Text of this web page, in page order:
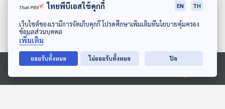
ดาวน์โหลด Thai PBS Podcast Application
Ⓒ 2020 องค์การกระจายเสียงและแพร่ภาพสาธารณะแห่งประเทศไทย
ไทยพีบีเอสใช้คุกกี้ EN TH
เว็บไซต์ของเรามีการจัดเก็บคุกกี้ โปรดศึกษาเพิ่มเติมที่นโยบายคุ้มครอง
ข้อมูลส่วนบุคคล
เพิ่มเติม
ยอมรับทั้งหมด ไม่ยอมรับทั้งหมด ปิด